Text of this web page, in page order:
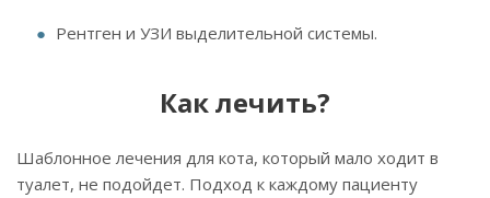
Рентген и УЗИ выделительной системы.
Как лечить?
Шаблонное лечения для кота, который мало ходит в
туалет, не подойдет. Подход к каждому пациенту